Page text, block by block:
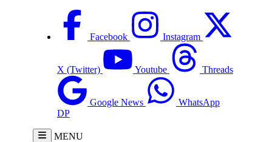
Facebook Instagram
X (Twitter) Youtube Threads
Google News
WhatsApp
DP
MENU